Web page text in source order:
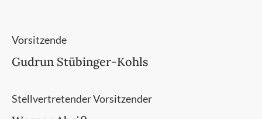
Vorsitzende
Gudrun Stübinger-Kohls
Stellvertretender Vorsitzender